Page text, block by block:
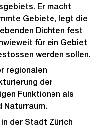
Er macht
Gebiete, legt die
Dichten fest
für ein Gebiet
werden sollen.
regionalen
der
Funktionen als
Naturraum.
der Stadt Zürich